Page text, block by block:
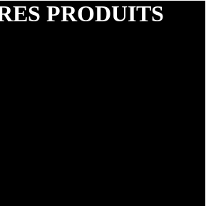
PRODUITS